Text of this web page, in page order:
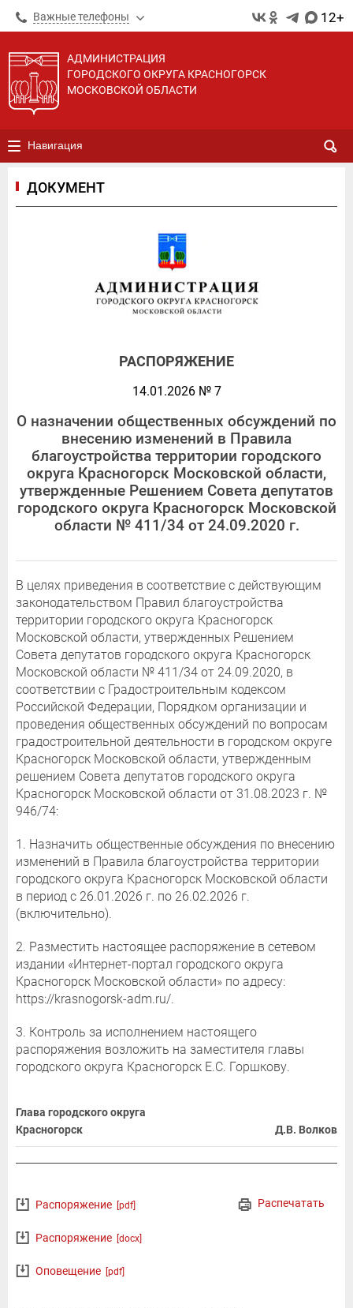
Важные телефоны 12+
АДМИНИСТРАЦИЯ
ГОРОДСКОГО ОКРУГА КРАСНОГОРСК
МОСКОВСКОЙ ОБЛАСТИ
Навигация
ДОКУМЕНТ
РАСПОРЯЖЕНИЕ
14.01.2026 № 7
О назначении общественных обсуждений по
внесению изменений в Правила
благоустройства территории городского
округа Красногорск Московской области,
утвержденные Решением Совета депутатов
городского округа Красногорск Московской
области № 411/34 от 24.09.2020 г.
В целях приведения в соответствие с действующим
законодательством Правил благоустройства
территории городского округа Красногорск
Московской области, утвержденных Решением
Совета депутатов городского округа Красногорск
Московской области № 411/34 от 24.09.2020, в
соответствии с Градостроительным кодексом
Российской Федерации, Порядком организации и
проведения общественных обсуждений по вопросам
градостроительной деятельности в городском округе
Красногорск Московской области, утвержденным
решением Совета депутатов городского округа
Красногорск Московской области от 31.08.2023 г. №
946/74:
1. Назначить общественные обсуждения по внесению
изменений в Правила благоустройства территории
городского округа Красногорск Московской области
в период с 26.01.2026 г. по 26.02.2026 г.
(включительно).
2. Разместить настоящее распоряжение в сетевом
издании «Интернет-портал городского округа
Красногорск Московской области» по адресу:
https://krasnogorsk-adm.ru/.
3. Контроль за исполнением настоящего
распоряжения возложить на заместителя главы
городского округа Красногорск Е.С. Горшкову.
Глава городского округа
Красногорск
Д.В. Волков
Распечатать
Распоряжение [pdf]
Распоряжение [docx]
Оповещение [pdf]